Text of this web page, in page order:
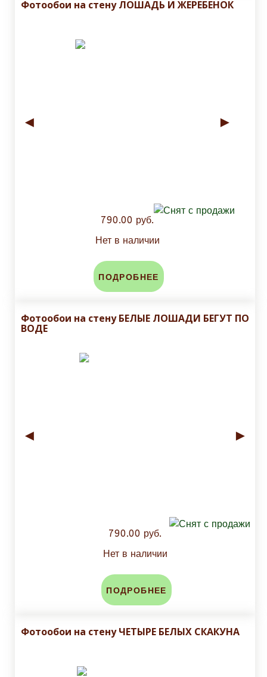
Фотообои на стену ЛОШАДЬ И ЖЕРЕБЕНОК
◄ ►
790.00 руб.
Нет в наличии
ПОДРОБНЕЕ
Фотообои на стену БЕЛЫЕ ЛОШАДИ БЕГУТ ПО
ВОДЕ
◄ ►
790.00 руб.
Нет в наличии
ПОДРОБНЕЕ
Фотообои на стену ЧЕТЫРЕ БЕЛЫХ СКАКУНА